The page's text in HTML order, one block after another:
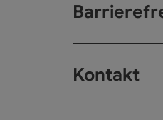
Kontakt